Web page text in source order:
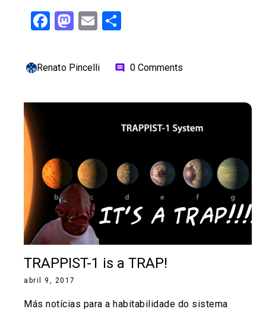
Facebook
Mastodon
Email
Renato Pincelli comment 0 Comments
TRAPPIST-1 is a TRAP!
abril 9, 2017
Más notícias para a habitabilidade do sistema